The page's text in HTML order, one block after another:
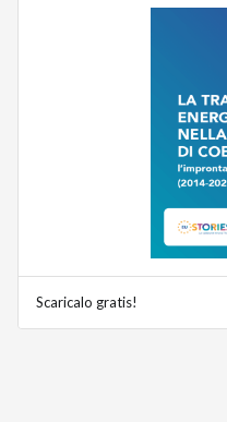
Scaricalo gratis!